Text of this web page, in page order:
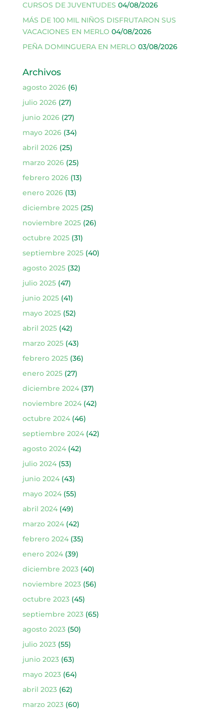
CURSOS DE JUVENTUDES 04/08/2026
MÁS DE 100 MIL NIÑOS DISFRUTARON SUS
VACACIONES EN MERLO 04/08/2026
PEÑA DOMINGUERA EN MERLO 03/08/2026
Archivos
agosto 2026(6)
julio 2026(27)
junio 2026(27)
mayo 2026(34)
abril 2026(25)
marzo 2026(25)
febrero 2026(13)
enero 2026(13)
diciembre 2025(25)
noviembre 2025(26)
octubre 2025(31)
septiembre 2025(40)
agosto 2025(32)
julio 2025(47)
junio 2025(41)
mayo 2025(52)
abril 2025(42)
marzo 2025(43)
febrero 2025(36)
enero 2025(27)
diciembre 2024(37)
noviembre 2024(42)
octubre 2024(46)
septiembre 2024(42)
agosto 2024(42)
julio 2024(53)
junio 2024(43)
mayo 2024(55)
abril 2024(49)
marzo 2024(42)
febrero 2024(35)
enero 2024(39)
diciembre 2023(40)
noviembre 2023(56)
octubre 2023(45)
septiembre 2023(65)
agosto 2023(50)
julio 2023(55)
junio 2023(63)
mayo 2023(64)
abril 2023(62)
marzo 2023(60)